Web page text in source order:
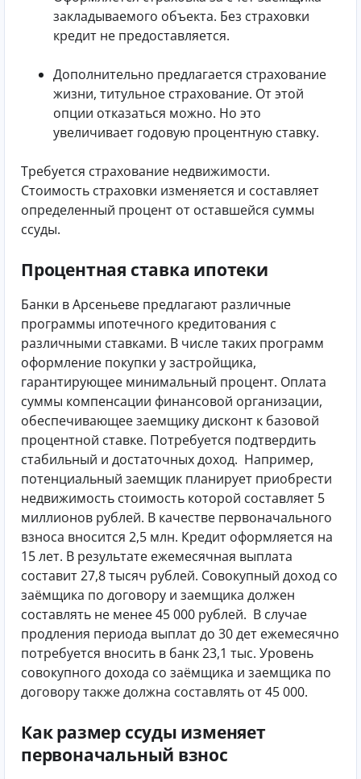
закладываемого объекта. Без страховки
кредит не предоставляется.
Дополнительно предлагается страхование
жизни, титульное страхование. От этой
опции отказаться можно. Но это
увеличивает годовую процентную ставку.
Требуется страхование недвижимости.
Стоимость страховки изменяется и составляет
определенный процент от оставшейся суммы
ссуды.
Процентная ставка ипотеки
Банки в Арсеньеве предлагают различные
программы ипотечного кредитования с
различными ставками. В числе таких программ
оформление покупки у застройщика,
гарантирующее минимальный процент. Оплата
суммы компенсации финансовой организации,
обеспечивающее заемщику дисконт к базовой
процентной ставке. Потребуется подтвердить
стабильный и достаточных доход. Например,
потенциальный заемщик планирует приобрести
недвижимость стоимость которой составляет 5
миллионов рублей. В качестве первоначального
взноса вносится 2,5 млн. Кредит оформляется на
15 лет. В результате ежемесячная выплата
составит 27,8 тысяч рублей. Совокупный доход со
заёмщика по договору и заемщика должен
составлять не менее 45 000 рублей. В случае
продления периода выплат до 30 дет ежемесячно
потребуется вносить в банк 23,1 тыс. Уровень
совокупного дохода со заёмщика и заемщика по
договору также должна составлять от 45 000.
Как размер ссуды изменяет
первоначальный взнос